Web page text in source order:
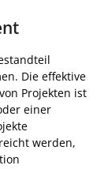
Die effektive
Projekten ist
einer
werden,